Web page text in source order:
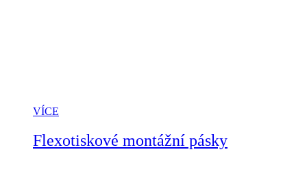
VÍCE
Flexotiskové montážní pásky